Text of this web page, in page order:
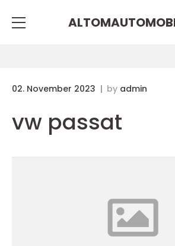
02. November 2023 by admin
vw passat